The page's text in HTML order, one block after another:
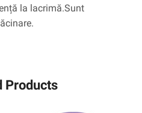
la lacrimă.Sunt
Products